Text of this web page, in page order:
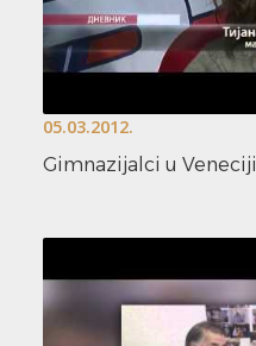
05.03.2012.
Gimnazijalci u Veneciji